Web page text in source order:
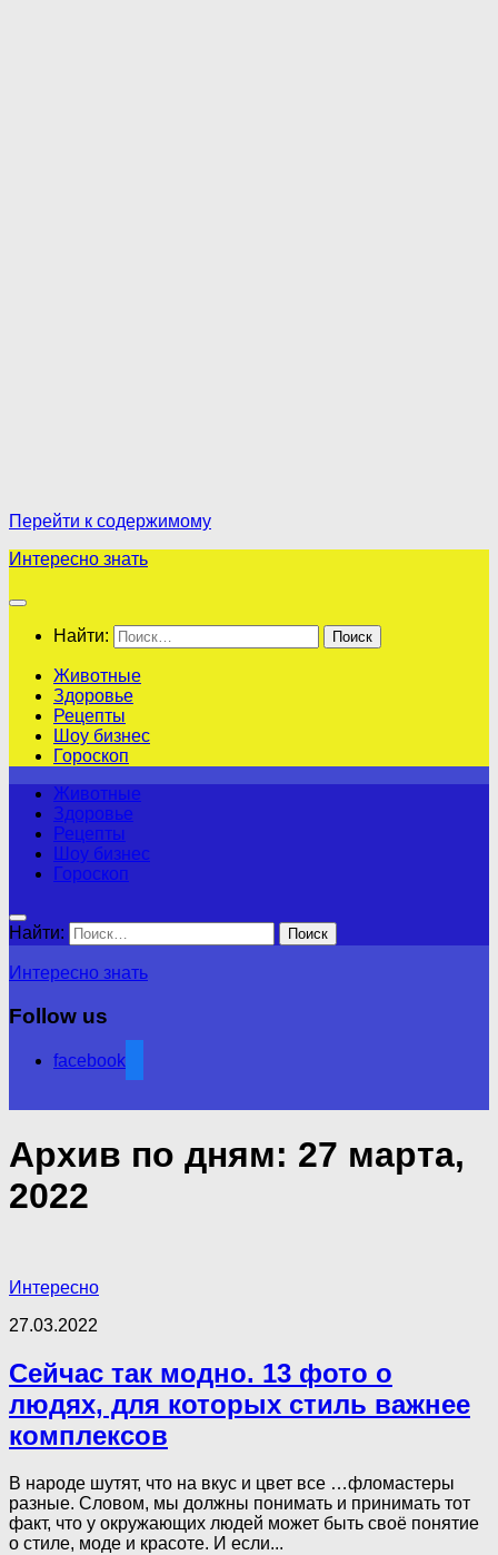
Перейти к содержимому
Интересно знать
Найти:
Животные
Здоровье
Рецепты
Шоу бизнес
Гороскоп
Животные
Здоровье
Рецепты
Шоу бизнес
Гороскоп
Найти:
Интересно знать
Follow us
facebook
Архив по дням: 27 марта,
2022
Интересно
27.03.2022
Сейчас так модно. 13 фото о
людях, для которых стиль важнее
комплексов
В народе шутят, что на вкус и цвет все …фломастеры
разные. Словом, мы должны понимать и принимать тот
факт, что у окружающих людей может быть своё понятие
о стиле, моде и красоте. И если...